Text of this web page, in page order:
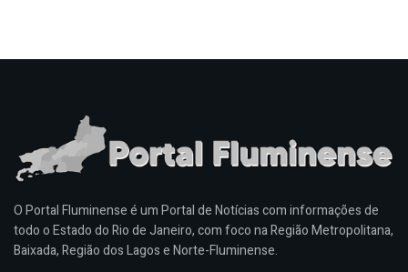
O Portal Fluminense é um Portal de Notícias com informações de
todo o Estado do Rio de Janeiro, com foco na Região Metropolitana,
Baixada, Região dos Lagos e Norte-Fluminense.